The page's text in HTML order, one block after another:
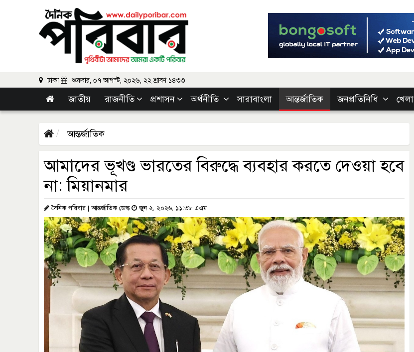
ঢাকা শুক্রবার, ০৭ আগস্ট, ২০২৬, ২২ শ্রাবণ ১৪৩৩
জাতীয় রাজনীতি প্রশাসন অর্থনীতি সারাবাংলা আন্তর্জাতিক জনপ্রতিনিধি খেলা
আন্তর্জাতিক
আমাদের ভূখণ্ড ভারতের বিরুদ্ধে ব্যবহার করতে দেওয়া হবে
না: মিয়ানমার
দৈনিক পরিবার | আন্তর্জাতিক ডেস্ক জুন ২, ২০২৬, ১১:৩৮ এএম